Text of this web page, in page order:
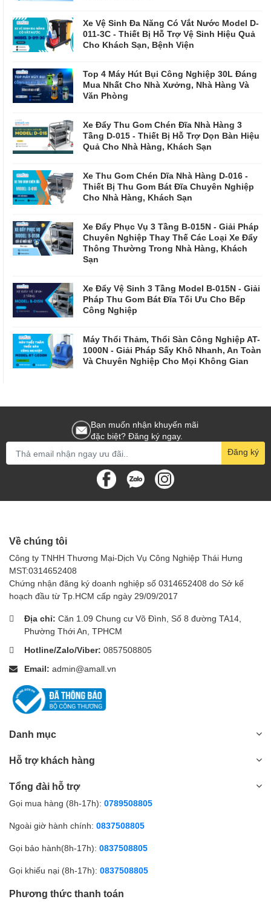
Xe Vệ Sinh Đa Năng Có Vắt Nước Model D-
011-3C - Thiết Bị Hỗ Trợ Vệ Sinh Hiệu Quả
Cho Khách Sạn, Bệnh Viện
Top 4 Máy Hút Bụi Công Nghiệp 30L Đáng
Mua Nhất Cho Nhà Xưởng, Nhà Hàng Và
Văn Phòng
Xe Đẩy Thu Gom Chén Đĩa Nhà Hàng 3
Tầng D-015 - Thiết Bị Hỗ Trợ Dọn Bàn Hiệu
Quả Cho Nhà Hàng, Khách Sạn
Xe Thu Gom Chén Dĩa Nhà Hàng D-016 -
Thiết Bị Thu Gom Bát Đĩa Chuyên Nghiệp
Cho Nhà Hàng, Khách Sạn
Xe Đẩy Phục Vụ 3 Tầng B-015N - Giải Pháp
Chuyên Nghiệp Thay Thế Các Loại Xe Đẩy
Thông Thường Trong Nhà Hàng, Khách
Sạn
Xe Đẩy Vệ Sinh 3 Tầng Model B-015N - Giải
Pháp Thu Gom Bát Đĩa Tối Ưu Cho Bếp
Công Nghiệp
Máy Thổi Thảm, Thổi Sàn Công Nghiệp AT-
1000N - Giải Pháp Sấy Khô Nhanh, An Toàn
Và Chuyên Nghiệp Cho Mọi Không Gian
Bạn muốn nhận khuyến mãi
đặc biệt? Đăng ký ngay.
Đăng ký
Về chúng tôi
Công ty TNHH Thương Mại-Dịch Vụ Công Nghiệp Thái Hưng
MST:0314652408
Chứng nhận đăng ký doanh nghiệp số 0314652408 do Sở kế
hoạch đầu từ Tp.HCM cấp ngày 29/09/2017
Địa chỉ: Căn 1.09 Chung cư Võ Đình, Số 8 đường TA14,
Phường Thới An, TPHCM
Hotline/Zalo/Viber: 0857508805
Email: admin@amall.vn
Danh mục
Hỗ trợ khách hàng
Tổng đài hỗ trợ
Gọi mua hàng (8h-17h): 0789508805
Ngoài giờ hành chính: 0837508805
Gọi bảo hành(8h-17h): 0837508805
Gọi khiếu nại (8h-17h): 0837508805
Phương thức thanh toán